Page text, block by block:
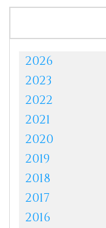
2026
2023
2022
2021
2020
2019
2018
2017
2016